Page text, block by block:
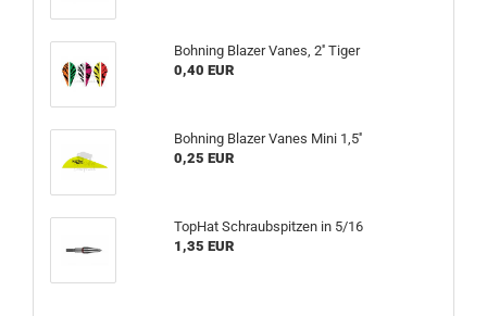
Bohning Blazer Vanes, 2'' Tiger
0,40 EUR
Bohning Blazer Vanes Mini 1,5''
0,25 EUR
TopHat Schraubspitzen in 5/16
1,35 EUR